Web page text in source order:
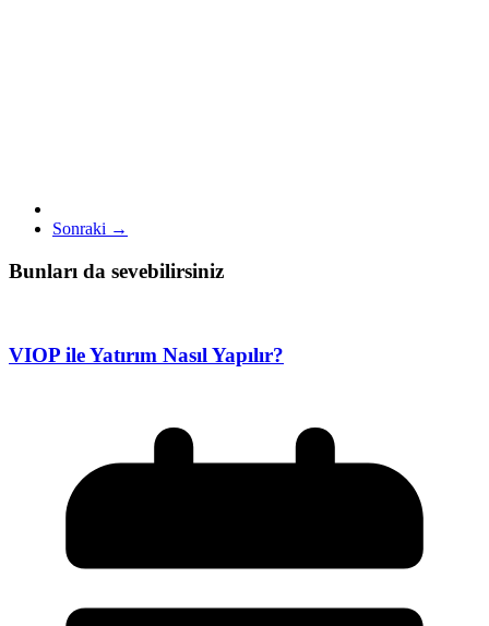
Sonraki →
Bunları da sevebilirsiniz
VIOP ile Yatırım Nasıl Yapılır?